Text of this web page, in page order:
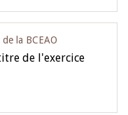
la BCEAO
de l'exercice